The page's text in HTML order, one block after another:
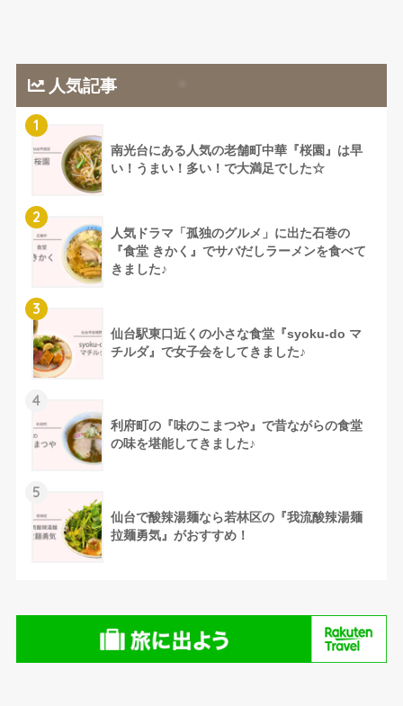
人気記事
1
南光台にある人気の老舗町中華『桜園』は早
い！うまい！多い！で大満足でした☆
2
人気ドラマ「孤独のグルメ」に出た石巻の
『食堂 きかく』でサバだしラーメンを食べて
きました♪
3
仙台駅東口近くの小さな食堂『syoku-do マ
チルダ』で女子会をしてきました♪
4
利府町の『味のこまつや』で昔ながらの食堂
の味を堪能してきました♪
5
仙台で酸辣湯麺なら若林区の『我流酸辣湯麺
拉麺勇気』がおすすめ！